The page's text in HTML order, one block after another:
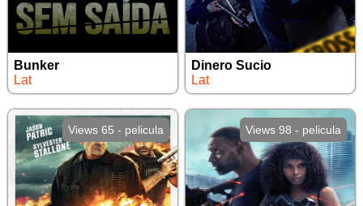
Bunker
Lat
Dinero Sucio
Lat
Views 65 - pelicula Views 98 - pelicula